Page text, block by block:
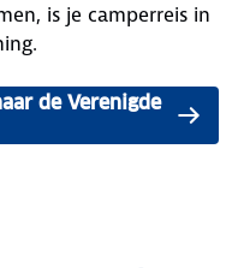
is je camperreis in
de Verenigde